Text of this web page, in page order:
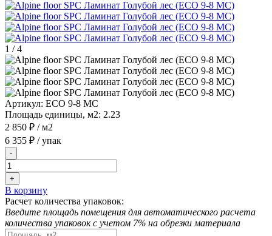
1 /4
Артикул: ECO 9-8 MC
Площадь единицы, м2: 2.23
2 850 ₽ / м2
6 355 ₽ / упак
-
+
В корзину
Расчет количества упаковок:
Введите площадь помещения для автоматического расчета
количества упаковок с учетом 7% на обрезки материала